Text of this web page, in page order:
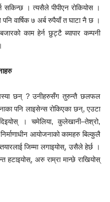
सकिन्छ । त्यसैले पीपीएन रोकियोस ।
वार्षिक ७ अर्ब रुपैयाँ त घाटा नै छ ।
काम हेर्न छुट्टै ब्यापार कम्पनी
छन् ? उनीहरुसँग तुरुन्तै छलफल
पनि लाइसेन्स रोकिएका छन्, एउटा
दिइयोस् । चमेलिया, कुलेखानी–तेश्रो,
आयोजनाको कामहरु बिल्कुलै
जिम्मा लगाइयोस्, उसैले हेर्छ ।
हटाइयोस्, अरु राम्रा मान्छे राखियोस्